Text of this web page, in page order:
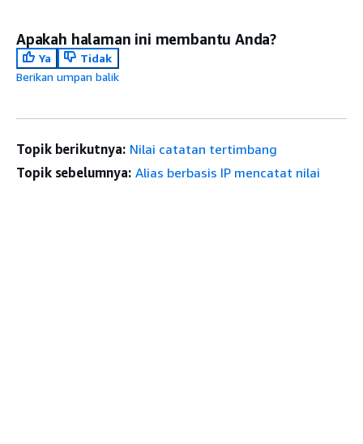
Apakah halaman ini membantu Anda?
Ya
Tidak
Berikan umpan balik
Topik berikutnya: Nilai catatan tertimbang
Topik sebelumnya: Alias berbasis IP mencatat nilai